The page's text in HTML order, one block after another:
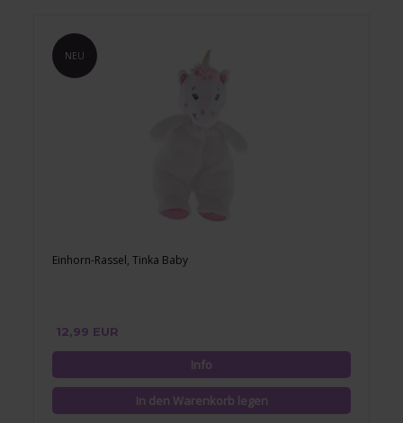
NEU
Einhorn-Rassel, Tinka Baby
12,99 EUR